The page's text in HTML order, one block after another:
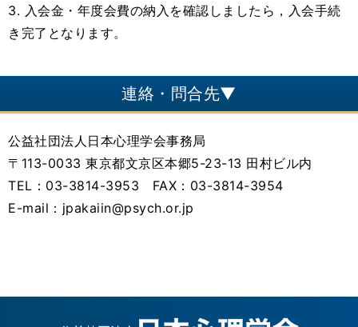
3. 入会金・年度会費の納入を確認しましたら，入会手続
き完了となります。
連絡・問合先▼
公益社団法人日本心理学会事務局
〒113-0033 東京都文京区本郷5-23-13 田村ビル内
TEL：03-3814-3953 FAX：03-3814-3954
E-mail：jpakaiin@psych.or.jp